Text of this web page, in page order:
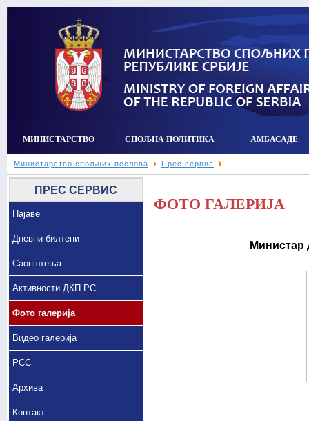
МИНИСТАРСТВО СПОЉНА ПОЛИТИКА АМБАСАДЕ
Министарство спољних послова Прес сервис
ПРЕС СЕРВИС
Најаве
Дневни билтени
Саопштења
Активности ДКП РС
Фото галерија
Видео галерија
РСС
Архива
Контакт
ФОТО ГАЛЕРИЈА
Министар